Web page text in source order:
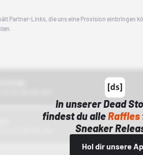
Partner-Links, die uns eine Provision einbringen
In unserer Dead
findest du alleRaffles
Sneaker
Hol dir unsere